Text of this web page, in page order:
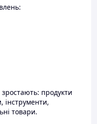
продукти
інструменти,
товари.